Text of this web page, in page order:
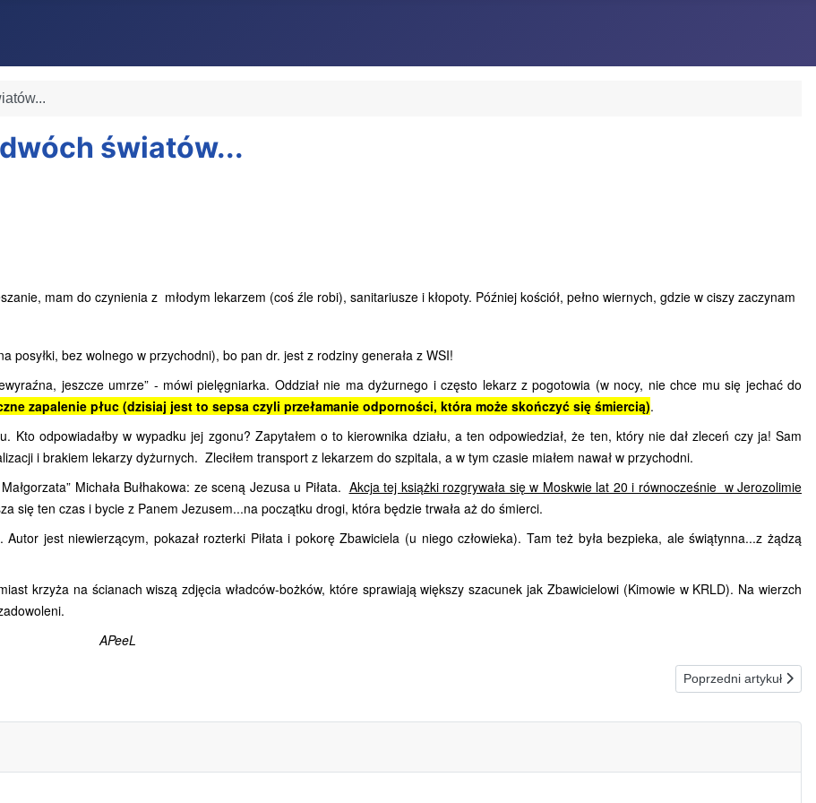
światów...
mam do czynienia z młodym lekarzem (coś źle robi), sanitariusze i kłopoty. Później kościół, pełno wiernych, gdzie w ciszy zaczynam
posyłki, bez wolnego w przychodni), bo pan dr. jest z rodziny generała z WSI!
jeszcze umrze” - mówi pielęgniarka. Oddział nie ma dyżurnego i często lekarz z pogotowia (w nocy, nie chce mu się jechać do
zapalenie płuc (dzisiaj jest to sepsa czyli przełamanie odporności, która może skończyć się śmiercią).
Kto odpowiadałby w wypadku jej zgonu? Zapytałem o to kierownika działu, a ten odpowiedział, że ten, który nie dał zleceń czy ja! Sam
i brakiem lekarzy dyżurnych. Zleciłem transport z lekarzem do szpitala, a w tym czasie miałem nawał w przychodni.
Michała Bułhakowa: ze sceną Jezusa u Piłata. Akcja tej książki rozgrywała się w Moskwie lat 20 i równocześnie w Jerozolimie
się ten czas i bycie z Panem Jezusem...na początku drogi, która będzie trwała aż do śmierci.
Autor jest niewierzącym, pokazał rozterki Piłata i pokorę Zbawiciela (u niego człowieka). Tam też była bezpieka, ale świątynna...z żądzą
krzyża na ścianach wiszą zdjęcia władców-bożków, które sprawiają większy szacunek jak Zbawicielowi (Kimowie w KRLD). Na wierzch
APeeL
Następna strona:
Poprzedni artykuł